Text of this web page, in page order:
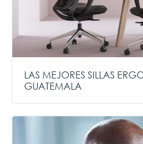
LAS MEJORES SILLAS
GUATEMALA